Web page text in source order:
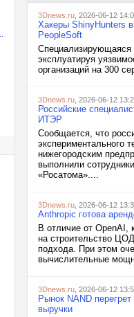
3Dnews.ru , 2026-06-12
Хакеры ShinyHunters
PeopleSoft
Специализирующаяся
эксплуатируя
организаций на 300
3Dnews.ru , 2026-06-12
Российские
ИТЭР
Сообщается, что
экспериментального
нижегородским
выполнили
«Росатома»....
3Dnews.ru , 2026-06-12
Anthropic готова
В отличие от OpenAI,
на строительство
подхода. При этом
вычислительные
3Dnews.ru , 2026-06-12
Рынок NAND
выручки